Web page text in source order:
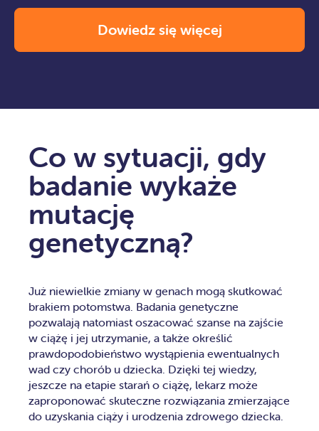
Dowiedz się więcej
Co w sytuacji, gdy
badanie wykaże
mutację
genetyczną?
Już niewielkie zmiany w genach mogą skutkować
brakiem potomstwa. Badania genetyczne
pozwalają natomiast oszacować szanse na zajście
w ciążę i jej utrzymanie, a także określić
prawdopodobieństwo wystąpienia ewentualnych
wad czy chorób u dziecka. Dzięki tej wiedzy,
jeszcze na etapie starań o ciążę, lekarz może
zaproponować skuteczne rozwiązania zmierzające
do uzyskania ciąży i urodzenia zdrowego dziecka.